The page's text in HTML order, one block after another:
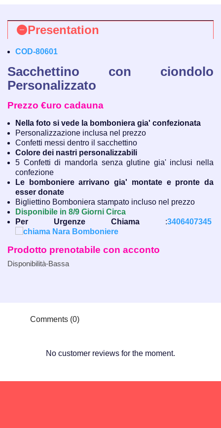
Presentation
COD-80601
Sacchettino con ciondolo
Personalizzato
Prezzo €uro cadauna
Nella foto si vede la bomboniera gia' confezionata
Personalizzazione inclusa nel prezzo
Confetti messi dentro il sacchettino
Colore dei nastri personalizzabili
5 Confetti di mandorla senza glutine gia' inclusi nella
confezione
Le bomboniere arrivano gia' montate e pronte da
esser donate
Bigliettino Bomboniera stampato incluso nel prezzo
Disponibile in 8/9 Giorni Circa
Per Urgenze Chiama :3406407345
Prodotto prenotabile con acconto
Disponibilità-Bassa
Comments (0)
No customer reviews for the moment.